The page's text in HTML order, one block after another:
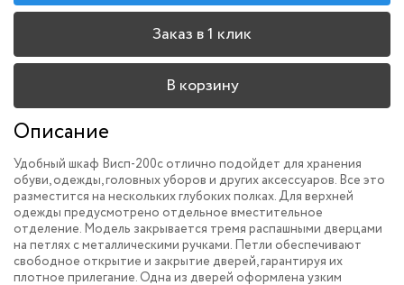
Заказ в 1 клик
В корзину
Описание
Удобный шкаф Висп-200c отлично подойдет для хранения
обуви, одежды, головных уборов и других аксессуаров. Все это
разместится на нескольких глубоких полках. Для верхней
одежды предусмотрено отдельное вместительное
отделение. Модель закрывается тремя распашными дверцами
на петлях с металлическими ручками. Петли обеспечивают
свободное открытие и закрытие дверей, гарантируя их
плотное прилегание. Одна из дверей оформлена узким